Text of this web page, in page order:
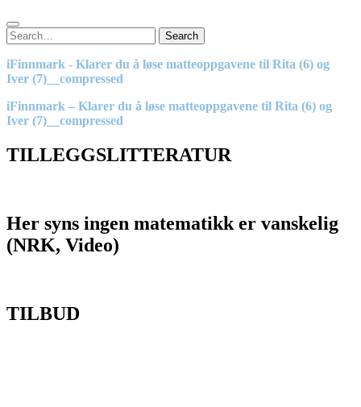
Search
for:
Search
iFinnmark - Klarer du å løse matteoppgavene til Rita (6) og
Iver (7)__compressed
Innleggsnavigasjon
iFinnmark – Klarer du å løse matteoppgavene til Rita (6) og
Iver (7)__compressed
TILLEGGSLITTERATUR
Her syns ingen matematikk er vanskelig
(NRK, Video)
TILBUD